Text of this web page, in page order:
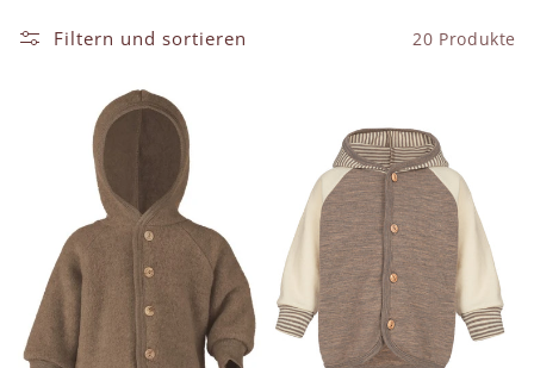
e
:
Filtern und sortieren 20 Produkte